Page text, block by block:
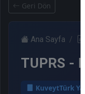
Geri Dön
Ana Sayfa
TUPRS -
KuveytTürk